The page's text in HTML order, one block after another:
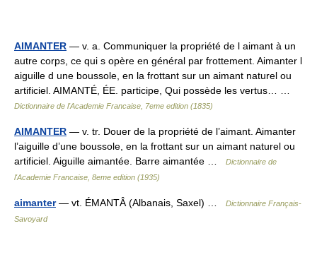
AIMANTER — v. a. Communiquer la propriété de l aimant à un
autre corps, ce qui s opère en général par frottement. Aimanter l
aiguille d une boussole, en la frottant sur un aimant naturel ou
artificiel. AIMANTÉ, ÉE. participe, Qui possède les vertus… …
Dictionnaire de l'Academie Francaise, 7eme edition (1835)
AIMANTER — v. tr. Douer de la propriété de l’aimant. Aimanter
l’aiguille d’une boussole, en la frottant sur un aimant naturel ou
artificiel. Aiguille aimantée. Barre aimantée …
Dictionnaire de
l'Academie Francaise, 8eme edition (1935)
aimanter— vt. ÉMANTÂ (Albanais, Saxel) …
Dictionnaire Français-
Savoyard